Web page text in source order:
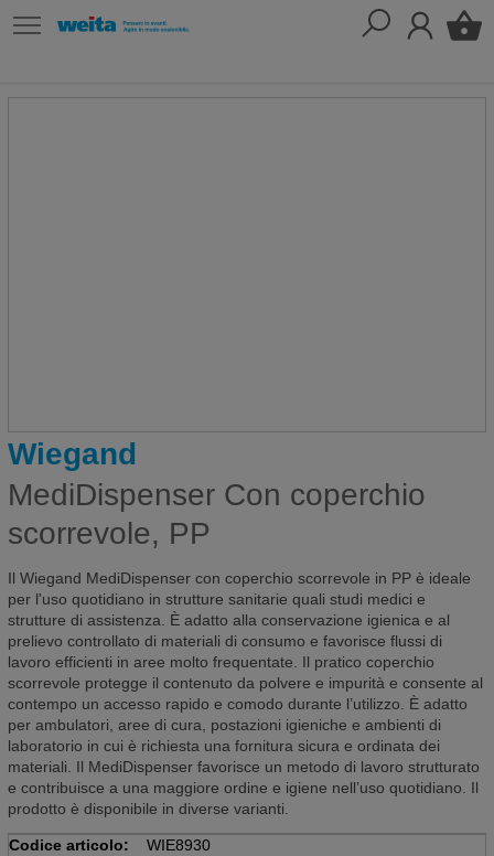
Wiegand
MediDispenser Con coperchio
scorrevole, PP
Il Wiegand MediDispenser con coperchio scorrevole in PP è ideale
per l'uso quotidiano in strutture sanitarie quali studi medici e
strutture di assistenza. È adatto alla conservazione igienica e al
prelievo controllato di materiali di consumo e favorisce flussi di
lavoro efficienti in aree molto frequentate. Il pratico coperchio
scorrevole protegge il contenuto da polvere e impurità e consente al
contempo un accesso rapido e comodo durante l’utilizzo. È adatto
per ambulatori, aree di cura, postazioni igieniche e ambienti di
laboratorio in cui è richiesta una fornitura sicura e ordinata dei
materiali. Il MediDispenser favorisce un metodo di lavoro strutturato
e contribuisce a una maggiore ordine e igiene nell’uso quotidiano. Il
prodotto è disponibile in diverse varianti.
Codice articolo:
WIE8930